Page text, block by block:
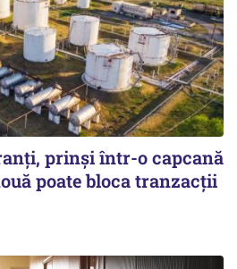
prinși într-o capcană
poate bloca tranzacții